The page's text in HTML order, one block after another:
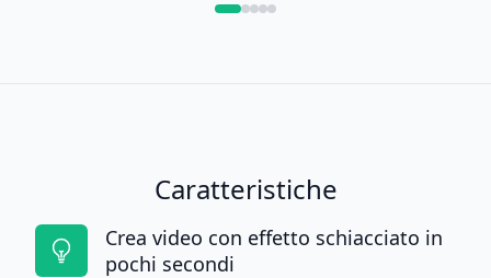
Caratteristiche
Crea video con effetto schiacciato in
pochi secondi